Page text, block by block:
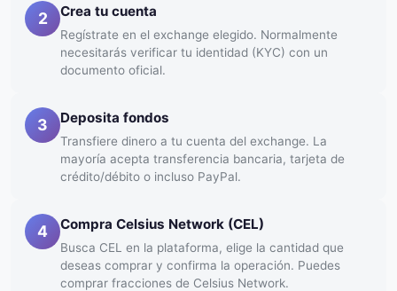
2 Crea tu cuenta
Regístrate en el exchange elegido. Normalmente
necesitarás verificar tu identidad (KYC) con un
documento oficial.
3 Deposita fondos
Transfiere dinero a tu cuenta del exchange. La
mayoría acepta transferencia bancaria, tarjeta de
crédito/débito o incluso PayPal.
4 Compra Celsius Network (CEL)
Busca CEL en la plataforma, elige la cantidad que
deseas comprar y confirma la operación. Puedes
comprar fracciones de Celsius Network.